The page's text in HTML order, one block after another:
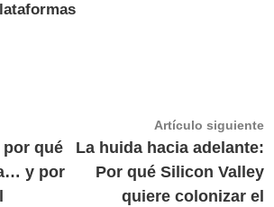
qué
y por
Artículo siguiente
La huida hacia adelante:
Por qué Silicon Valley
quiere colonizar el